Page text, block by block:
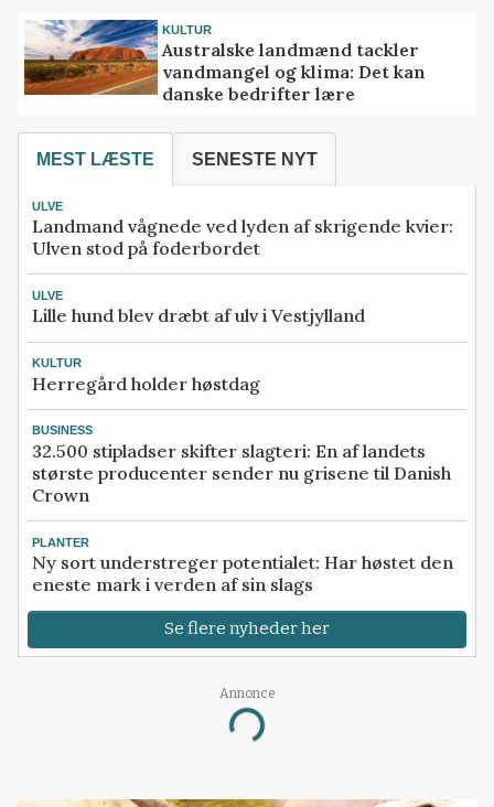
KULTUR
Australske landmænd tackler
vandmangel og klima: Det kan
danske bedrifter lære
MEST LÆSTE SENESTE NYT
ULVE
Landmand vågnede ved lyden af skrigende kvier:
Ulven stod på foderbordet
ULVE
Lille hund blev dræbt af ulv i Vestjylland
KULTUR
Herregård holder høstdag
BUSINESS
32.500 stipladser skifter slagteri: En af landets
største producenter sender nu grisene til Danish
Crown
PLANTER
Ny sort understreger potentialet: Har høstet den
eneste mark i verden af sin slags
Se flere nyheder her
Annonce
Loading...